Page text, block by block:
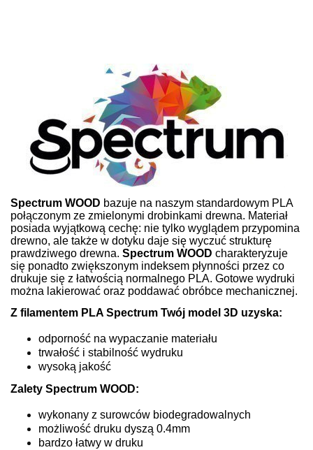
Spectrum WOOD bazuje na naszym standardowym PLA
połączonym ze zmielonymi drobinkami drewna. Materiał
posiada wyjątkową cechę: nie tylko wyglądem przypomina
drewno, ale także w dotyku daje się wyczuć strukturę
prawdziwego drewna. Spectrum WOOD charakteryzuje
się ponadto zwiększonym indeksem płynności przez co
drukuje się z łatwością normalnego PLA. Gotowe wydruki
można lakierować oraz poddawać obróbce mechanicznej.
Z filamentem PLA Spectrum Twój model 3D uzyska:
odporność na wypaczanie materiału
trwałość i stabilność wydruku
wysoką jakość
Zalety Spectrum WOOD:
wykonany z surowców biodegradowalnych
możliwość druku dyszą 0.4mm
bardzo łatwy w druku